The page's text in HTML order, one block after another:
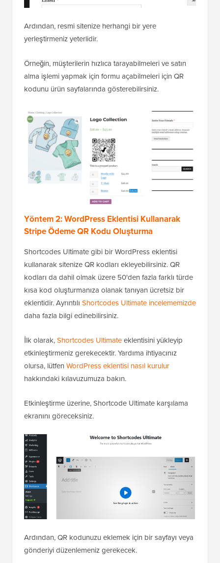
Ardından, resmi sitenize herhangi bir yere
yerleştirmeniz yeterlidir.
Örneğin, müşterilerin hızlıca tarayabilmeleri ve satın
alma işlemi yapmak için formu açabilmeleri için QR
kodunu ürün sayfalarında gösterebilirsiniz.
Yöntem 2: WordPress Eklentisi Kullanarak
Stripe Ödeme QR Kodu Oluşturma
Shortcodes Ultimate gibi bir WordPress eklentisi
kullanarak sitenize QR kodları ekleyebilirsiniz. QR
kodları da dahil olmak üzere 50'den fazla farklı türde
kısa kod oluşturmanıza olanak tanıyan ücretsiz bir
eklentidir. Ayrıntılı Shortcodes Ultimate incelememizde
daha fazla bilgi edinebilirsiniz.
İlk olarak,Shortcodes Ultimateeklentisini yükleyip
etkinleştirmeniz gerekecektir. Yardıma ihtiyacınız
olursa, lütfen WordPress eklentisi nasıl kurulur
hakkındaki kılavuzumuza bakın.
Etkinleştirme üzerine, Shortcode Ultimate karşılama
ekranını göreceksiniz.
Ardından, QR kodunuzu eklemek için bir sayfayı veya
gönderiyi düzenlemeniz gerekecek.